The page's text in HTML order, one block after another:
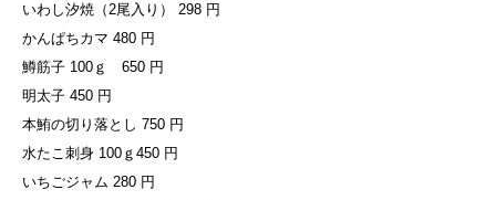
いわし汐焼（2尾入り） 298 円
かんぱちカマ 480 円
鱒筋子 100ｇ 650 円
明太子 450 円
本鮪の切り落とし 750 円
水たこ刺身 100ｇ450 円
いちごジャム 280 円